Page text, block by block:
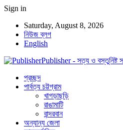
Sign in
Saturday, August 8, 2026
নিউজ ব্লগ
English
Publisher - সত্য ও বস্তুনিষ্ট
প্রচ্ছদ
পার্বত্য চট্টগ্রাম
খাগড়াছড়ি
রাঙামাটি
বান্দরবান
অন্যান্য জেলা